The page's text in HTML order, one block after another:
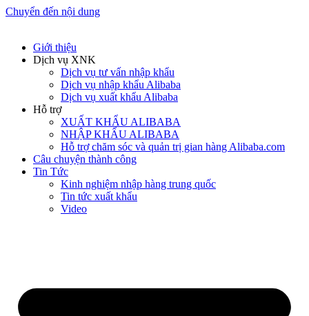
Chuyển đến nội dung
Giới thiệu
Dịch vụ XNK
Dịch vụ tư vấn nhập khẩu
Dịch vụ nhập khẩu Alibaba
Dịch vụ xuất khẩu Alibaba
Hỗ trợ
XUẤT KHẨU ALIBABA
NHẬP KHẨU ALIBABA
Hỗ trợ chăm sóc và quản trị gian hàng Alibaba.com
Câu chuyện thành công
Tin Tức
Kinh nghiệm nhập hàng trung quốc
Tin tức xuất khẩu
Video